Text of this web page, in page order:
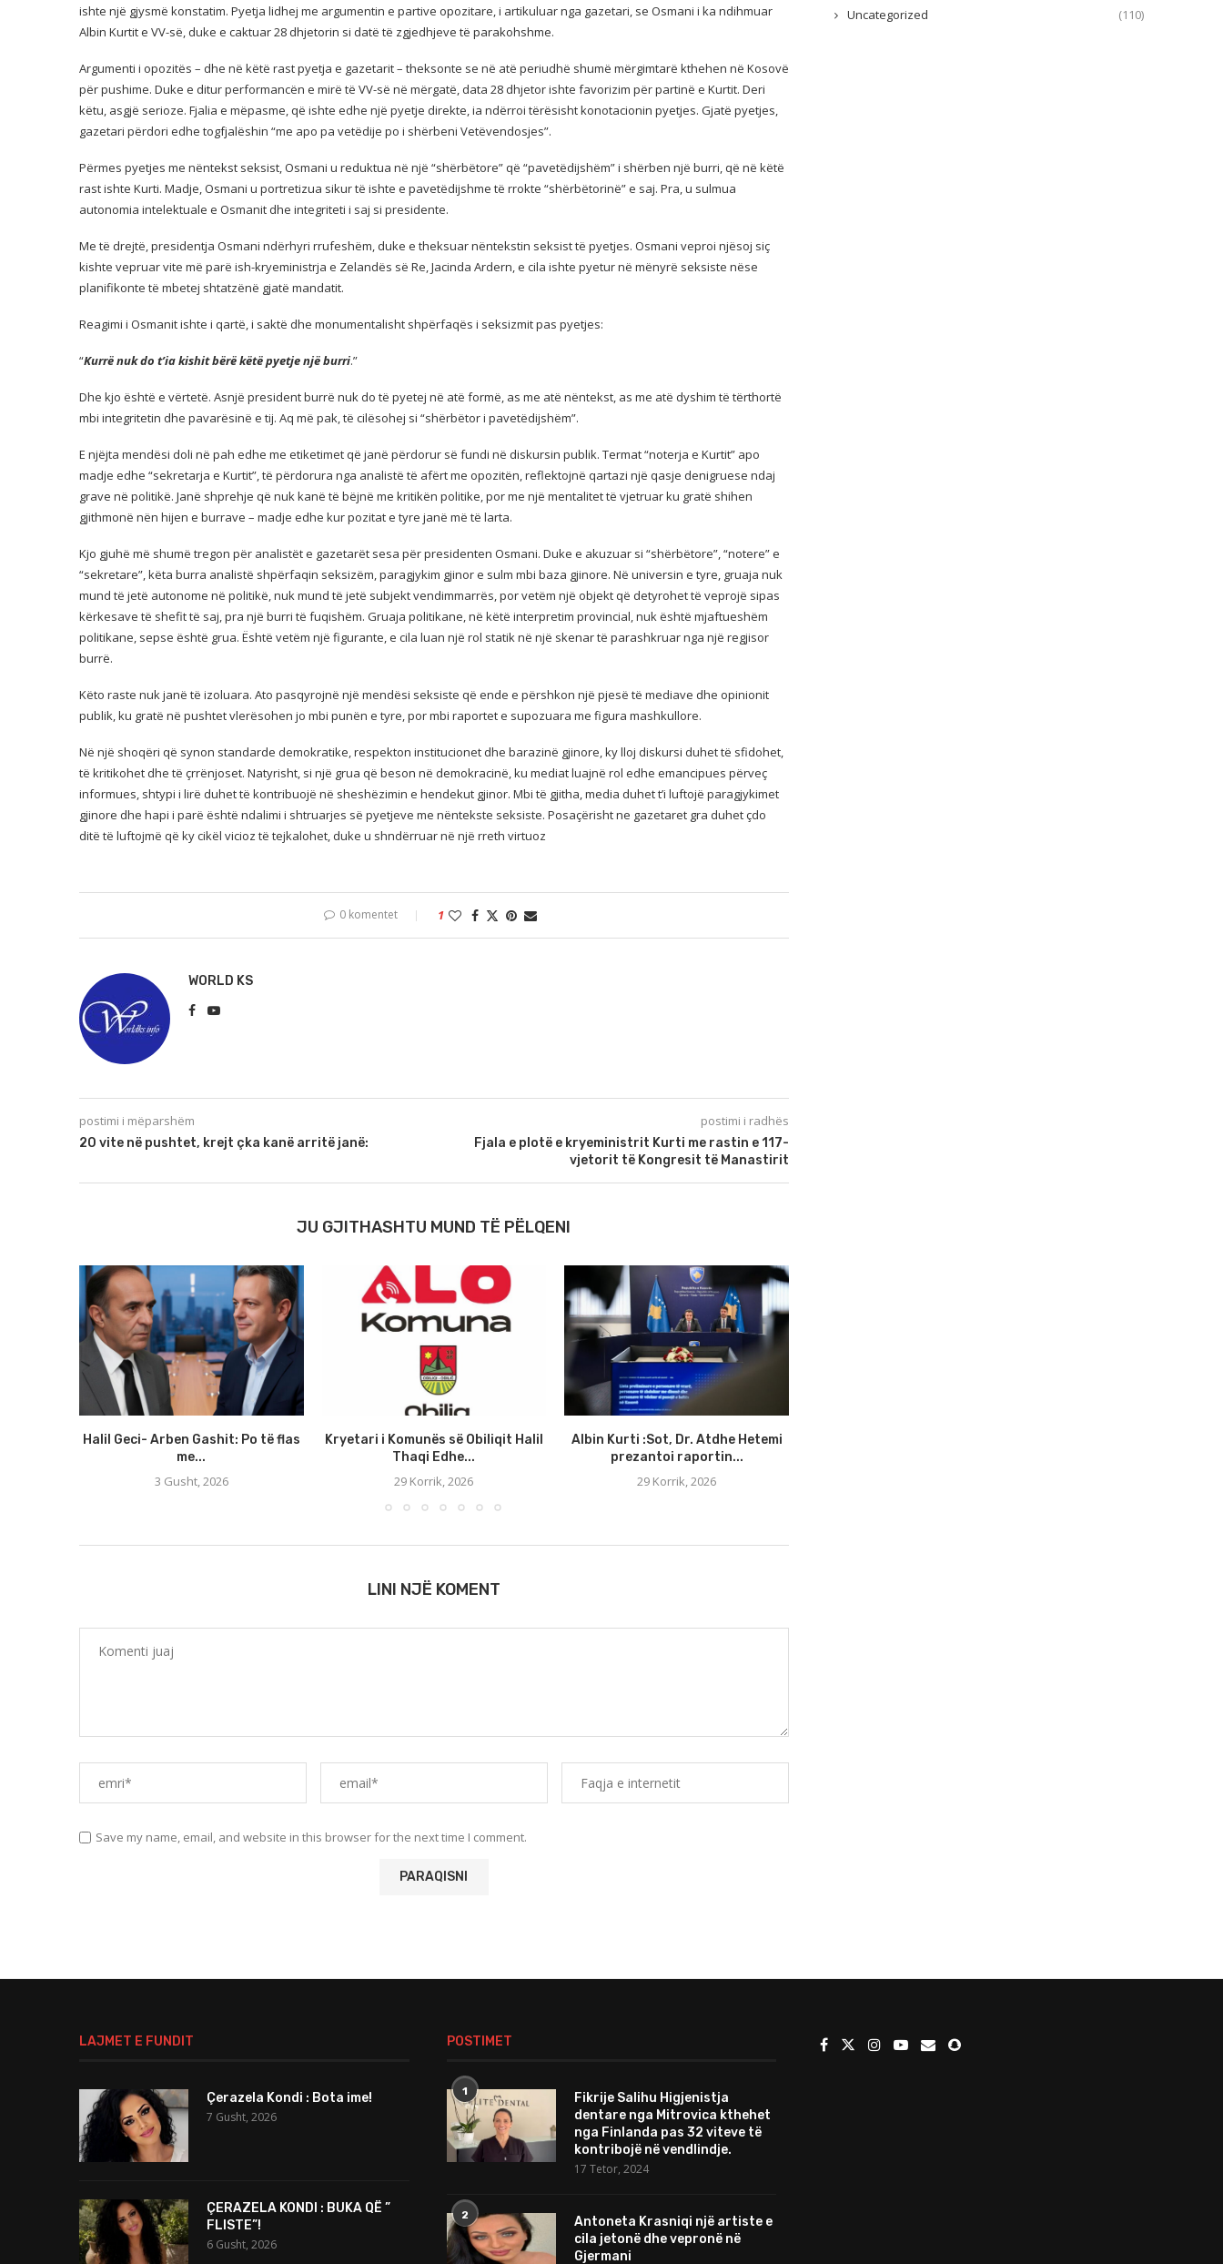
ishte një gjysmë konstatim. Pyetja lidhej me argumentin e partive opozitare, i artikuluar nga gazetari, se Osmani i ka ndihmuar
Albin Kurtit e VV-së, duke e caktuar 28 dhjetorin si datë të zgjedhjeve të parakohshme.
Argumenti i opozitës – dhe në këtë rast pyetja e gazetarit – theksonte se në atë periudhë shumë mërgimtarë kthehen në Kosovë
për pushime. Duke e ditur performancën e mirë të VV-së në mërgatë, data 28 dhjetor ishte favorizim për partinë e Kurtit. Deri
këtu, asgjë serioze. Fjalia e mëpasme, që ishte edhe një pyetje direkte, ia ndërroi tërësisht konotacionin pyetjes. Gjatë pyetjes,
gazetari përdori edhe togfjalëshin “me apo pa vetëdije po i shërbeni Vetëvendosjes”.
Përmes pyetjes me nëntekst seksist, Osmani u reduktua në një “shërbëtore” që “pavetëdijshëm” i shërben një burri, që në këtë
rast ishte Kurti. Madje, Osmani u portretizua sikur të ishte e pavetëdijshme të rrokte “shërbëtorinë” e saj. Pra, u sulmua
autonomia intelektuale e Osmanit dhe integriteti i saj si presidente.
Me të drejtë, presidentja Osmani ndërhyri rrufeshëm, duke e theksuar nëntekstin seksist të pyetjes. Osmani veproi njësoj siç
kishte vepruar vite më parë ish-kryeministrja e Zelandës së Re, Jacinda Ardern, e cila ishte pyetur në mënyrë seksiste nëse
planifikonte të mbetej shtatzënë gjatë mandatit.
Reagimi i Osmanit ishte i qartë, i saktë dhe monumentalisht shpërfaqës i seksizmit pas pyetjes:
“Kurrë nuk do t’ia kishit bërë këtë pyetje një burri.”
Dhe kjo është e vërtetë. Asnjë president burrë nuk do të pyetej në atë formë, as me atë nëntekst, as me atë dyshim të tërthortë
mbi integritetin dhe pavarësinë e tij. Aq më pak, të cilësohej si “shërbëtor i pavetëdijshëm”.
E njëjta mendësi doli në pah edhe me etiketimet që janë përdorur së fundi në diskursin publik. Termat “noterja e Kurtit” apo
madje edhe “sekretarja e Kurtit”, të përdorura nga analistë të afërt me opozitën, reflektojnë qartazi një qasje denigruese ndaj
grave në politikë. Janë shprehje që nuk kanë të bëjnë me kritikën politike, por me një mentalitet të vjetruar ku gratë shihen
gjithmonë nën hijen e burrave – madje edhe kur pozitat e tyre janë më të larta.
Kjo gjuhë më shumë tregon për analistët e gazetarët sesa për presidenten Osmani. Duke e akuzuar si “shërbëtore”, “notere” e
“sekretare”, këta burra analistë shpërfaqin seksizëm, paragjykim gjinor e sulm mbi baza gjinore. Në universin e tyre, gruaja nuk
mund të jetë autonome në politikë, nuk mund të jetë subjekt vendimmarrës, por vetëm një objekt që detyrohet të veprojë sipas
kërkesave të shefit të saj, pra një burri të fuqishëm. Gruaja politikane, në këtë interpretim provincial, nuk është mjaftueshëm
politikane, sepse është grua. Është vetëm një figurante, e cila luan një rol statik në një skenar të parashkruar nga një regjisor
burrë.
Këto raste nuk janë të izoluara. Ato pasqyrojnë një mendësi seksiste që ende e përshkon një pjesë të mediave dhe opinionit
publik, ku gratë në pushtet vlerësohen jo mbi punën e tyre, por mbi raportet e supozuara me figura mashkullore.
Në një shoqëri që synon standarde demokratike, respekton institucionet dhe barazinë gjinore, ky lloj diskursi duhet të sfidohet,
të kritikohet dhe të çrrënjoset. Natyrisht, si një grua që beson në demokracinë, ku mediat luajnë rol edhe emancipues përveç
informues, shtypi i lirë duhet të kontribuojë në sheshëzimin e hendekut gjinor. Mbi të gjitha, media duhet t’i luftojë paragjykimet
gjinore dhe hapi i parë është ndalimi i shtruarjes së pyetjeve me nëntekste seksiste. Posaçërisht ne gazetaret gra duhet çdo
ditë të luftojmë që ky cikël vicioz të tejkalohet, duke u shndërruar në një rreth virtuoz
0 komentet 1
WORLD KS
postimi i mëparshëm
20 vite në pushtet, krejt çka kanë arritë janë:
postimi i radhës
Fjala e plotë e kryeministrit Kurti me rastin e 117-
vjetorit të Kongresit të Manastirit
JU GJITHASHTU MUND TË PËLQENI
Halil Geci- Arben Gashit: Po të flas
me...
3 Gusht, 2026
Kryetari i Komunës së Obiliqit Halil
Thaqi Edhe...
29 Korrik, 2026
Albin Kurti :Sot, Dr. Atdhe Hetemi
prezantoi raportin...
29 Korrik, 2026
LINI NJË KOMENT
Save my name, email, and website in this browser for the next time I comment.
Uncategorized (110)
LAJMET E FUNDIT
Çerazela Kondi : Bota ime!
7 Gusht, 2026
ÇERAZELA KONDI : BUKA QË ”
FLISTE”!
6 Gusht, 2026
POSTIMET
1
Fikrije Salihu Higjenistja
dentare nga Mitrovica kthehet
nga Finlanda pas 32 viteve të
kontribojë në vendlindje.
17 Tetor, 2024
2
Antoneta Krasniqi një artiste e
cila jetonë dhe vepronë në
Gjermani